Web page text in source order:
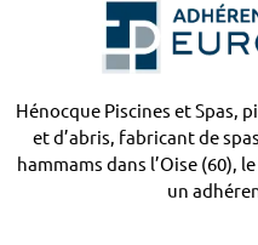
Hénocque Piscines et Spas,
et d’abris, fabricant de
hammams dans l’Oise (60),
un